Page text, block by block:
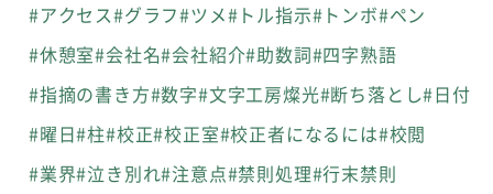
#アクセス#グラフ#ツメ#トル指示#トンボ#ペン
#休憩室#会社名#会社紹介#助数詞#四字熟語
#指摘の書き方#数字#文字工房燦光#断ち落とし#日付
#曜日#柱#校正#校正室#校正者になるには#校閲
#業界#泣き別れ#注意点#禁則処理#行末禁則